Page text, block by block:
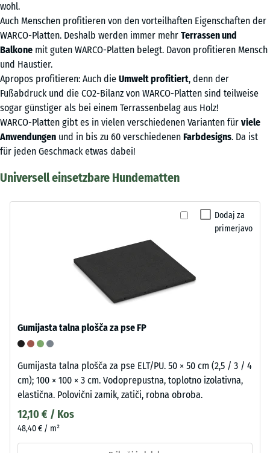
wohl.
Auch Menschen profitieren von den vorteilhaften Eigenschaften der
WARCO-Platten. Deshalb werden immer mehr Terrassen und
Balkone mit guten WARCO-Platten belegt. Davon profitieren Mensch
und Haustier.
Apropos profitieren: Auch die Umwelt profitiert, denn der
Fußabdruck und die CO2-Bilanz von WARCO-Platten sind teilweise
sogar günstiger als bei einem Terrassenbelag aus Holz!
WARCO-Platten gibt es in vielen verschiedenen Varianten für viele
Anwendungen und in bis zu 60 verschiedenen Farbdesigns. Da ist
für jeden Geschmack etwas dabei!
Universell einsetzbare Hundematten
Dodaj za
primerjavo
Gumijasta talna plošča za pse FP
Gumijasta talna plošča za pse ELT/PU. 50 × 50 cm (2,5 / 3 / 4
cm); 100 × 100 × 3 cm. Vodoprepustna, toplotno izolativna,
elastična. Polovični zamik, zatiči, robna obroba.
12,10 € / Kos
48,40 € / m²